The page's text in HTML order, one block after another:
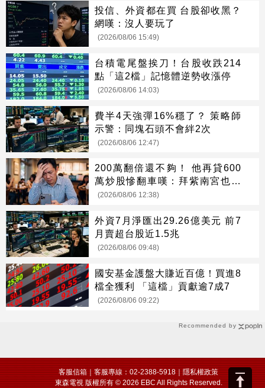
Recommended by
投信、外資都在買 台股卻收黑？
網嘆：沒人要玩了
(2026/08/06 15:49)
台積電尾盤挨刀！台股收跌214
點「這2檔」記憶體逆勢收漲停
(2026/08/06 14:03)
費半4天強彈16%穩了？ 策略師
示警：同塊石頭不會絆2次
(2026/08/06 12:47)
200萬翻倍還不夠！ 他再貸600
萬炒股慘翻車嘆：拜紫南宮也沒
用
(2026/08/06 12:38)
外資7月淨匯出29.26億美元 前7
月賣超台股近1.5兆
(2026/08/06 09:48)
國安基金護盤大賺近百億！買進8
檔全獲利 「這檔」貢獻逾7成7
(2026/08/06 09:22)
客服信箱｜客服專線：02-2388-5918｜隱私權政策
東森電視 版權所有 © 2026 EBC All Rights Reserved.